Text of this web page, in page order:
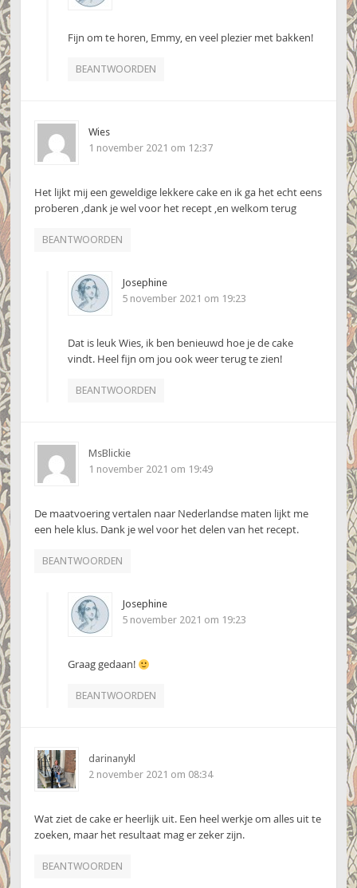
Fijn om te horen, Emmy, en veel plezier met bakken!
BEANTWOORDEN
Wies
1 november 2021 om 12:37
Het lijkt mij een geweldige lekkere cake en ik ga het echt eens
proberen ,dank je wel voor het recept ,en welkom terug
BEANTWOORDEN
Josephine
5 november 2021 om 19:23
Dat is leuk Wies, ik ben benieuwd hoe je de cake
vindt. Heel fijn om jou ook weer terug te zien!
BEANTWOORDEN
MsBlickie
1 november 2021 om 19:49
De maatvoering vertalen naar Nederlandse maten lijkt me
een hele klus. Dank je wel voor het delen van het recept.
BEANTWOORDEN
Josephine
5 november 2021 om 19:23
Graag gedaan!
BEANTWOORDEN
darinanykl
2 november 2021 om 08:34
Wat ziet de cake er heerlijk uit. Een heel werkje om alles uit te
zoeken, maar het resultaat mag er zeker zijn.
BEANTWOORDEN